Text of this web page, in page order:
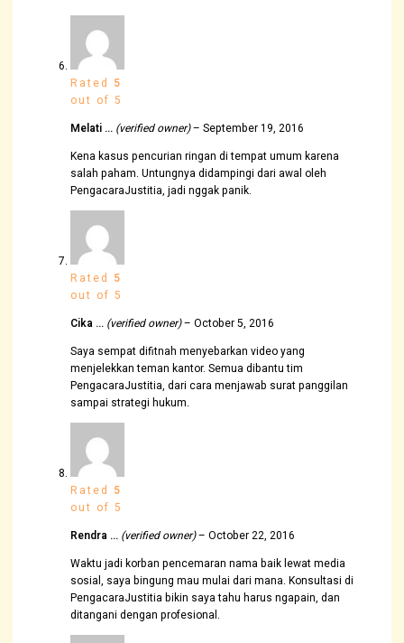
Rated 5
out of 5
Melati … (verified owner)– September 19, 2016
Kena kasus pencurian ringan di tempat umum karena
salah paham. Untungnya didampingi dari awal oleh
PengacaraJustitia, jadi nggak panik.
Rated 5
out of 5
Cika … (verified owner)– October 5, 2016
Saya sempat difitnah menyebarkan video yang
menjelekkan teman kantor. Semua dibantu tim
PengacaraJustitia, dari cara menjawab surat panggilan
sampai strategi hukum.
Rated 5
out of 5
Rendra … (verified owner)– October 22, 2016
Waktu jadi korban pencemaran nama baik lewat media
sosial, saya bingung mau mulai dari mana. Konsultasi di
PengacaraJustitia bikin saya tahu harus ngapain, dan
ditangani dengan profesional.